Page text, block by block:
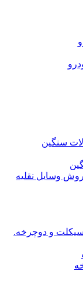
سنگین
وسایل نقلیه
و دوچرخه.